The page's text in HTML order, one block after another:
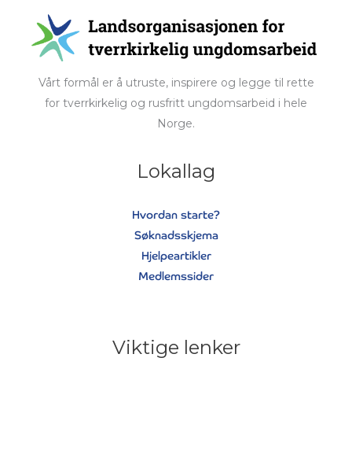
Vårt formål er å utruste, inspirere og legge til rette
for tverrkirkelig og rusfritt ungdomsarbeid i hele
Norge.
Lokallag
Hvordan starte?
Søknadsskjema
Hjelpeartikler
Medlemssider
Viktige lenker